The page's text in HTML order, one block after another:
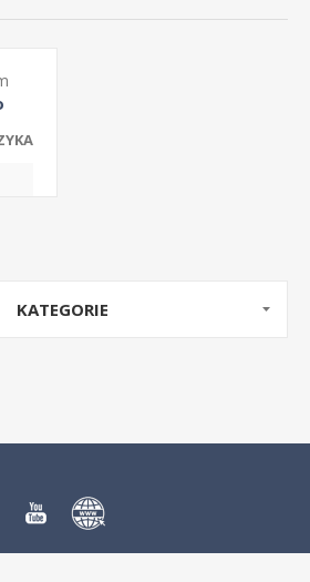
KATEGORIE